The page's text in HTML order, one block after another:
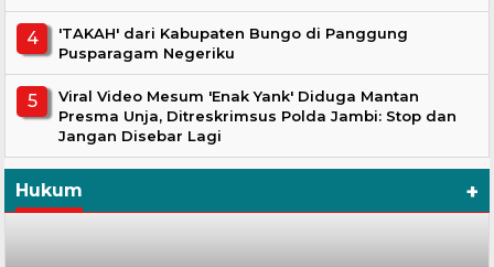
'TAKAH' dari Kabupaten Bungo di Panggung
Pusparagam Negeriku
Viral Video Mesum 'Enak Yank' Diduga Mantan
Presma Unja, Ditreskrimsus Polda Jambi: Stop dan
Jangan Disebar Lagi
Hukum +